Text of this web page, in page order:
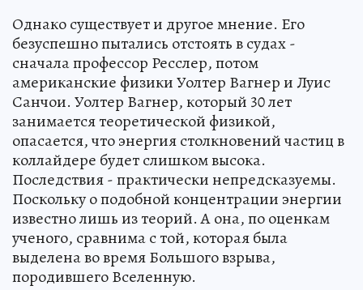
Однако существует и другое мнение. Его
безуспешно пытались отстоять в судах -
сначала профессор Ресслер, потом
американские физики Уолтер Вагнер и Луис
Санчои. Уолтер Вагнер, который 30 лет
занимается теоретической физикой,
опасается, что энергия столкновений частиц в
коллайдере будет слишком высока.
Последствия - практически непредсказуемы.
Поскольку о подобной концентрации энергии
известно лишь из теорий. А она, по оценкам
ученого, сравнима с той, которая была
выделена во время Большого взрыва,
породившего Вселенную.